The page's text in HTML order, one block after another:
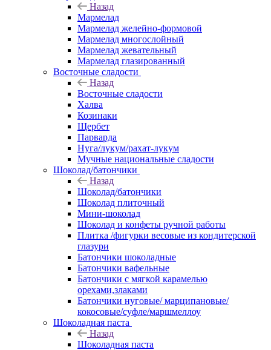
Назад
Мармелад
Мармелад желейно-формовой
Мармелад многослойный
Мармелад жевательный
Мармелад глазированный
Восточные сладости
Назад
Восточные сладости
Халва
Козинаки
Щербет
Парварда
Нуга/лукум/рахат-лукум
Мучные национальные сладости
Шоколад/батончики
Назад
Шоколад/батончики
Шоколад плиточный
Мини-шоколад
Шоколад и конфеты ручной работы
Плитка /фигурки весовые из кондитерской
глазури
Батончики шоколадные
Батончики вафельные
Батончики с мягкой карамелью
орехами,злаками
Батончики нуговые/ марципановые/
кокосовые/суфле/маршмеллоу
Шоколадная паста
Назад
Шоколадная паста